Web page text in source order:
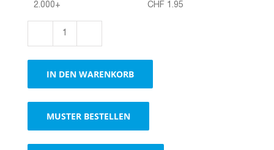
2.000+ CHF 1.95
weiss,
Norm
A4
Menge
IN DEN WARENKORB
MUSTER BESTELLEN